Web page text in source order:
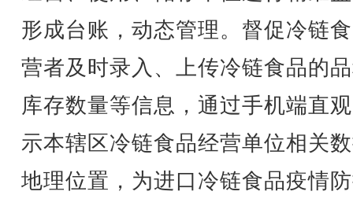
形成台账，动态管理。督促冷链
营者及时录入、上传冷链食品的
库存数量等信息，通过手机端直
示本辖区冷链食品经营单位相关
地理位置，为进口冷链食品疫情